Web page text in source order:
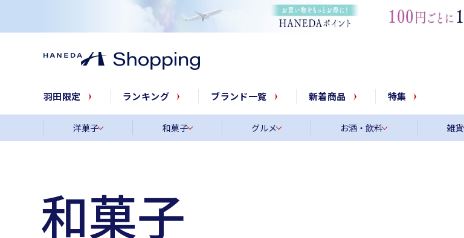
羽田限定 ランキング ブランド一覧 新着商品 特集
洋菓子 和菓子 グルメ お酒・飲料 雑貨
和菓子